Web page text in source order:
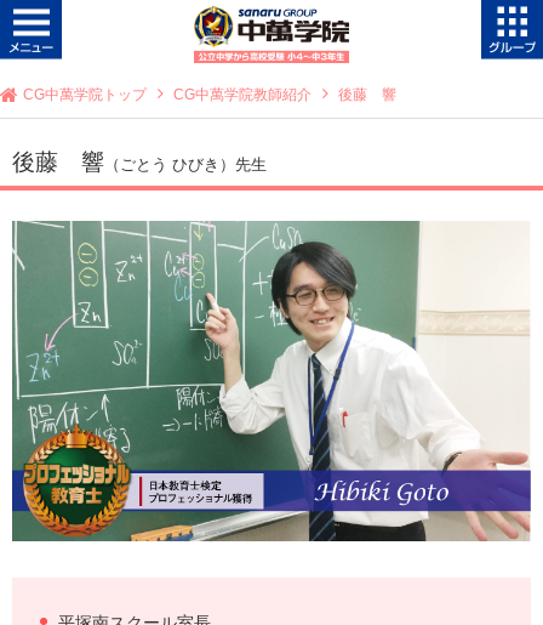
CG中萬学院トップ CG中萬学院教師紹介 後藤 響
後藤 響 （ごとう ひびき）先生